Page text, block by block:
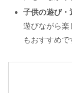
子供の遊び・
遊びながら楽
もおすすめで